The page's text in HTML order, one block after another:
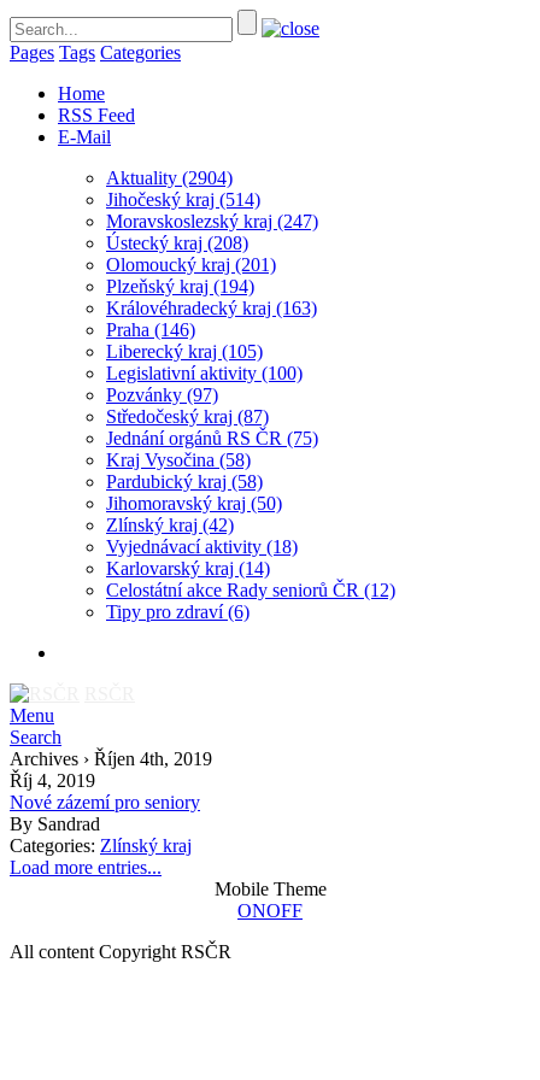
Pages Tags Categories
Home
RSS Feed
E-Mail
Aktuality (2904)
Jihočeský kraj (514)
Moravskoslezský kraj (247)
Ústecký kraj (208)
Olomoucký kraj (201)
Plzeňský kraj (194)
Královéhradecký kraj (163)
Praha (146)
Liberecký kraj (105)
Legislativní aktivity (100)
Pozvánky (97)
Středočeský kraj (87)
Jednání orgánů RS ČR (75)
Kraj Vysočina (58)
Pardubický kraj (58)
Jihomoravský kraj (50)
Zlínský kraj (42)
Vyjednávací aktivity (18)
Karlovarský kraj (14)
Celostátní akce Rady seniorů ČR (12)
Tipy pro zdraví(6)
Menu
Search
Archives › Říjen 4th, 2019
Říj 4, 2019
Nové zázemí pro seniory
By Sandrad
Categories: Zlínský kraj
Load more entries...
Mobile Theme
ONOFF
All content Copyright RSČR